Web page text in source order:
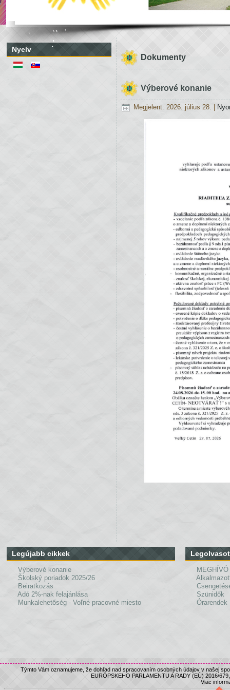
Nyelv
Dokumenty
Výberové konanie
Megjelent: 2026. július 28.
Legújabb cikkek
Výberové konanie
Školský poriadok 2025/26
Beiratkozás
Adó 2%-nak felajánlása
Munkalehetőség - Voľné pracovné miesto
MEGHÍVÓ
Szünidők
Órarendek
Týmto Vám oznamujeme, že dohľad nad spracovaním osobných údajov v našej
EURÓPSKEHO PARLAMENTU A RADY (EÚ) 2016/
Viac